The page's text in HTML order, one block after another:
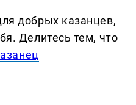
добрых казанцев,
Делитеcь тем, что